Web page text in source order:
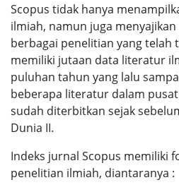
Scopus tidak hanya
ilmiah, namun juga
berbagai penelitian yang telah
memiliki jutaan data literatur
puluhan tahun yang lalu
beberapa literatur dalam
sudah diterbitkan sejak
Dunia II.
Indeks jurnal Scopus memiliki
penelitian ilmiah, diantaranya :